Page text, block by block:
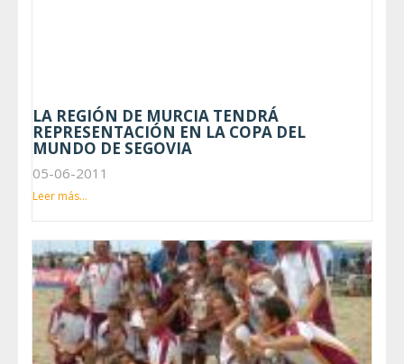
LA REGIÓN DE MURCIA TENDRÁ
REPRESENTACIÓN EN LA COPA DEL
MUNDO DE SEGOVIA
05-06-2011
Leer más...